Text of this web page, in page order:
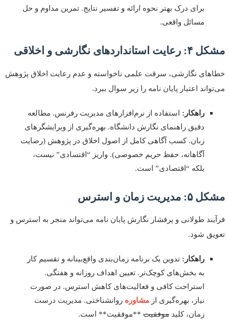
برای درک بهتر نحوه ارائه و تفسیر نتایج. تمرین مداوم و حل
مسائل واقعی.
نگارشی و اخلاقی
نگارشی، سرقت علمی ناخواسته و عدم رعایت اخلاق پژوهش
اعتبار پایان نامه را زیر سوال ببرد.
راهکار:استفاده از نرم‌افزارهای مدیریت رفرنس. مطالعه
دقیق راهنمای نگارش دانشگاه. بهره‌گیری از ویرایشگرهای
زبان. کسب آگاهی کامل از اصول اخلاق در پژوهش (رضایت
آگاهانه، حفظ حریم خصوصی). واریز “اقتسادی” نیست،
بلکه “اقتصادی” است.
زمان و استرس
طولانی و پرفشار نگارش پایان نامه می‌تواند منجر به استرس و
شود.
راهکار:تدوین یک برنامه زمان‌بندی واقع‌بینانه و تقسیم کار
به بخش‌های کوچک‌تر. تعیین اهداف روزانه و هفتگی.
استراحت کافی و فعالیت‌های کاهش استرس. در صورت
نیاز، بهره‌گیری از مشاورهروانشناختی. مدیریت درست
زمان، کلید موفقیت**موفقیت** است.